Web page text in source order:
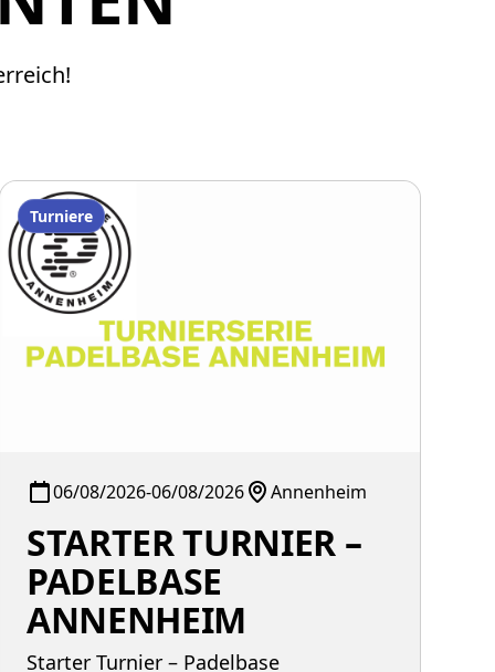
Turniere
06/08/2026-06/08/2026 Annenheim
STARTER TURNIER –
PADELBASE
ANNENHEIM
Starter Turnier – Padelbase